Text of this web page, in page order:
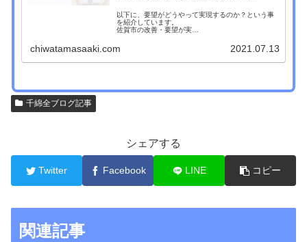
以下に、要望がどうやって実現するのか？という事
を紹介しています。
佐賀市の改善・要望が実…
chiwatamasaaki.com 2021.07.13
千綿全ブログ記事
シェアする
Twitter Facebook LINE コピー
関連記事